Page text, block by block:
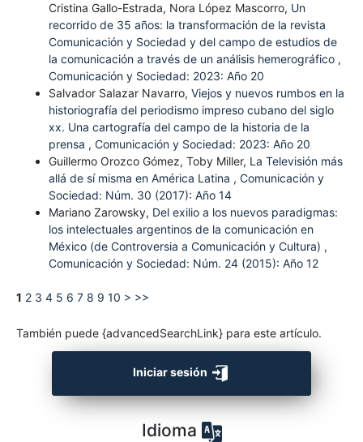
Cristina Gallo-Estrada, Nora López Mascorro, Un
recorrido de 35 años: la transformación de la revista
Comunicación y Sociedad y del campo de estudios de
la comunicación a través de un análisis hemerográfico ,
Comunicación y Sociedad: 2023: Año 20
Salvador Salazar Navarro, Viejos y nuevos rumbos en la
historiografía del periodismo impreso cubano del siglo
xx. Una cartografía del campo de la historia de la
prensa , Comunicación y Sociedad: 2023: Año 20
Guillermo Orozco Gómez, Toby Miller, La Televisión más
allá de sí misma en América Latina , Comunicación y
Sociedad: Núm. 30 (2017): Año 14
Mariano Zarowsky, Del exilio a los nuevos paradigmas:
los intelectuales argentinos de la comunicación en
México (de Controversia a Comunicación y Cultura) ,
Comunicación y Sociedad: Núm. 24 (2015): Año 12
1 2 3 4 5 6 7 8 9 10 > >>
También puede {advancedSearchLink} para este artículo.
Iniciar sesión
Idioma